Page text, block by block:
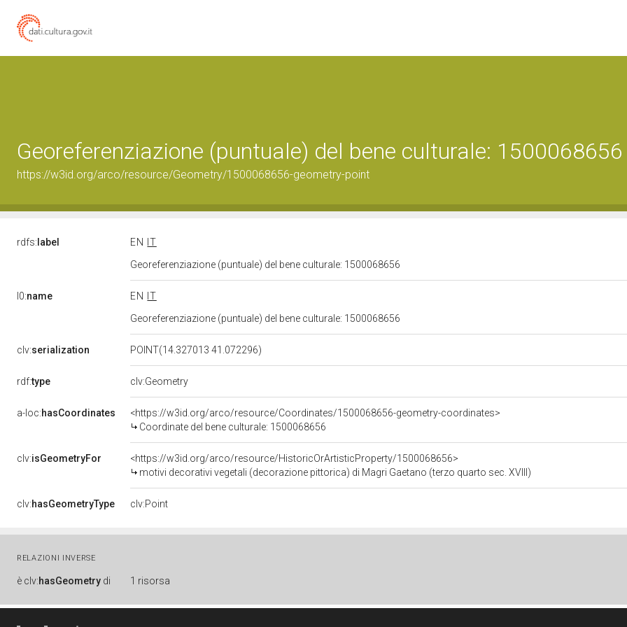
Georeferenziazione (puntuale) del bene culturale: 1500068656
https://w3id.org/arco/resource/Geometry/1500068656-geometry-point
rdfs: label EN
IT
Georeferenziazione (puntuale) del bene culturale: 1500068656
l0:name EN
IT
Georeferenziazione (puntuale) del bene culturale: 1500068656
clv:serialization POINT(14.327013 41.072296)
rdf:type clv:Geometry
a-loc:hasCoordinates
<https://w3id.org/arco/resource/Coordinates/1500068656-geometry-coordinates>
Coordinate del bene culturale: 1500068656
clv:isGeometryFor
<https://w3id.org/arco/resource/HistoricOrArtisticProperty/1500068656>
motivi decorativi vegetali (decorazione pittorica) di Magri Gaetano (terzo quarto sec. XVIII)
clv:hasGeometryType clv:Point
RELAZIONI INVERSE
è clv:hasGeometry di 1 risorsa